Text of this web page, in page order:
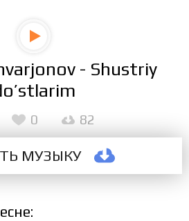
- Shustriy
МУЗЫКУ
0 82